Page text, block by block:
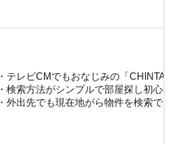
・テレビCMでもおなじみの「
・検索方法がシンプルで部屋探し初心
・外出先でも現在地がら物件を検索で